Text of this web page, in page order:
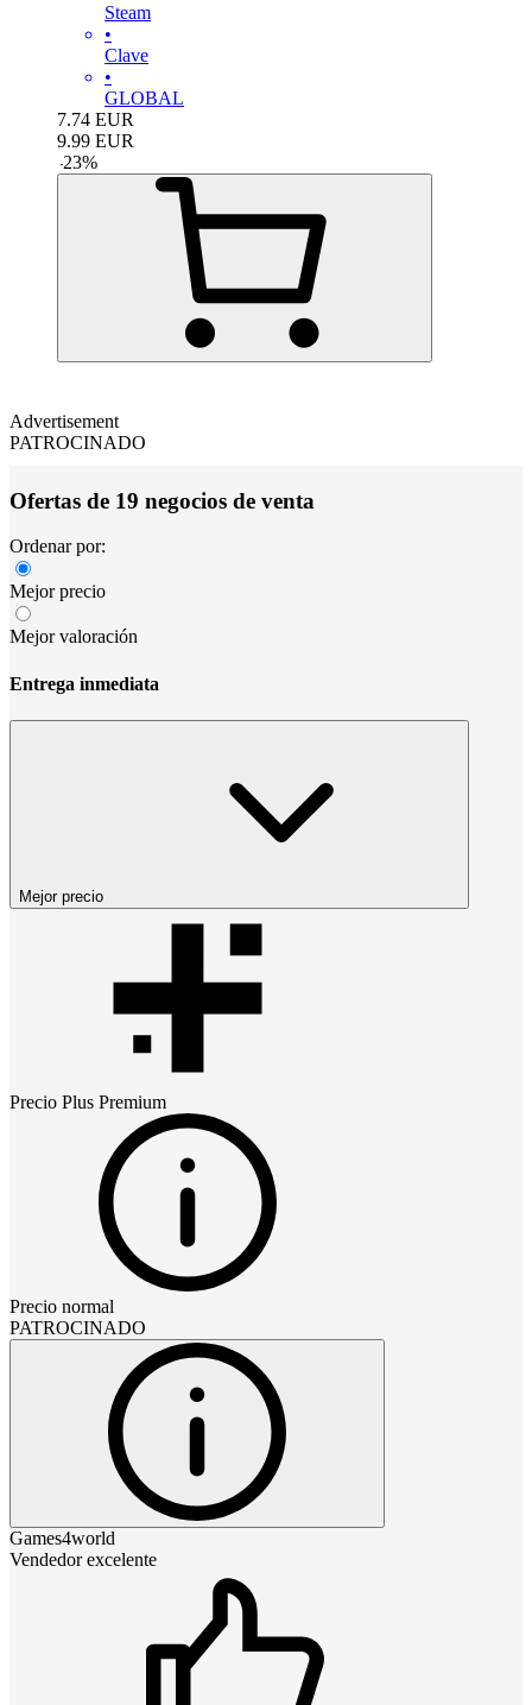
Steam
•
Clave
•
GLOBAL
7.74 EUR
9.99 EUR
-23%
Advertisement
PATROCINADO
Ofertas de 19 negocios de venta
Ordenar por:
Mejor precio
Mejor valoración
Entrega inmediata
Mejor precio
Precio Plus Premium
Precio normal
PATROCINADO
Games4world
Vendedor excelente